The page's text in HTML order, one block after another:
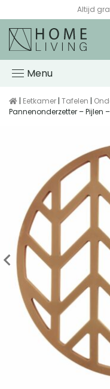
Voor 15:00
Menu
| Eetkamer | Tafelen |
Pannenonderzetter – Pijlen